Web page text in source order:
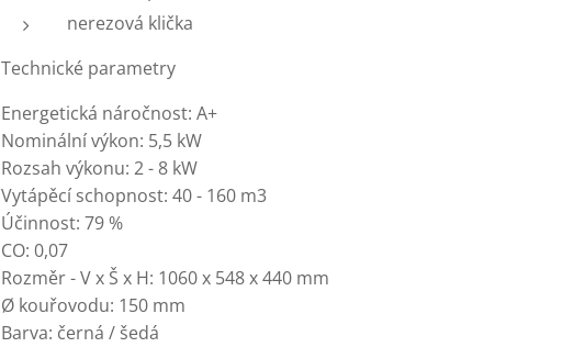
nerezová klička
Technické parametry
Energetická náročnost: A+
Nominální výkon: 5,5 kW
Rozsah výkonu: 2 - 8 kW
Vytápěcí schopnost: 40 - 160 m3
Účinnost: 79 %
CO: 0,07
Rozměr - V x Š x H: 1060 x 548 x 440 mm
Ø kouřovodu: 150 mm
Barva: černá / šedá